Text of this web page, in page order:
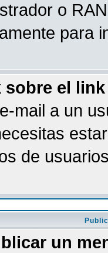
o
para
el
mail a un
de
un